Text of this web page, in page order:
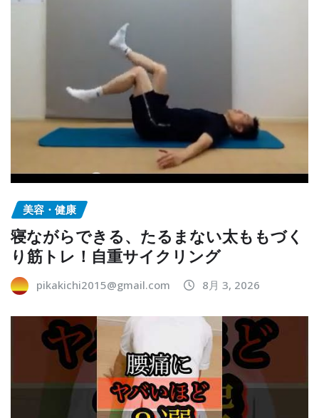
美容・健康
寝ながらできる、たるまない太ももづく
り筋トレ！自重サイクリング
pikakichi2015@gmail.com 8月 3, 2026